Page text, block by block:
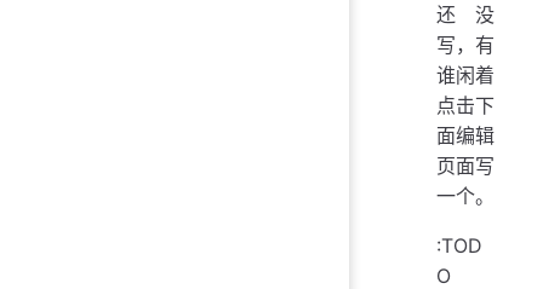
还没
写，有
谁闲着
点击下
面编辑
页面写
一个。
:TOD
O